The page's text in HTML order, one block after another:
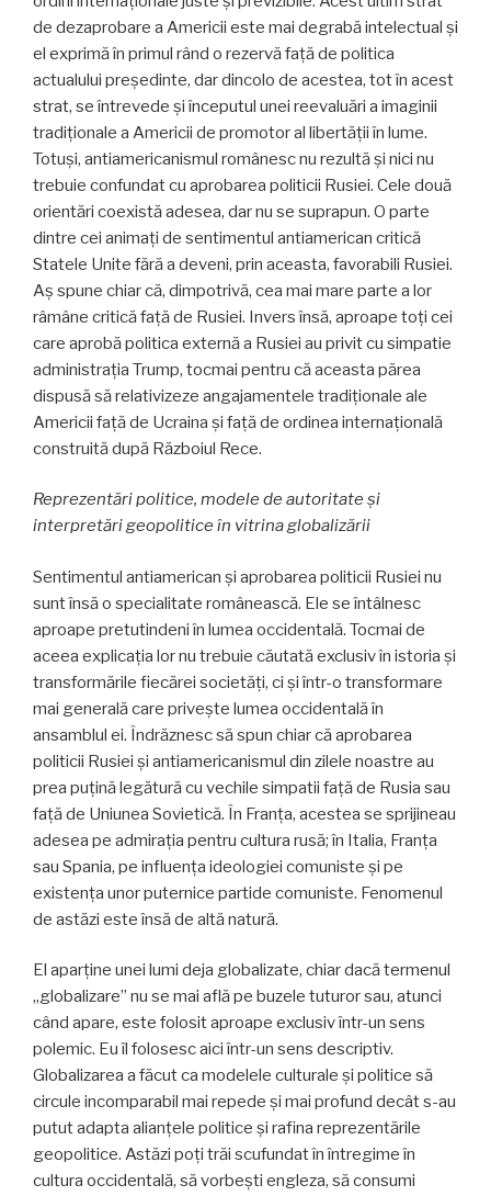
de dezaprobare a Americii este mai degrabă intelectual și
el exprimă în primul rând o rezervă față de politica
actualului președinte, dar dincolo de acestea, tot în acest
strat, se întrevede și începutul unei reevaluări a imaginii
tradiționale a Americii de promotor al libertății în lume.
Totuși, antiamericanismul românesc nu rezultă și nici nu
trebuie confundat cu aprobarea politicii Rusiei. Cele două
orientări coexistă adesea, dar nu se suprapun. O parte
dintre cei animați de sentimentul antiamerican critică
Statele Unite fără a deveni, prin aceasta, favorabili Rusiei.
Aș spune chiar că, dimpotrivă, cea mai mare parte a lor
râmâne critică față de Rusiei. Invers însă, aproape toți cei
care aprobă politica externă a Rusiei au privit cu simpatie
administrația Trump, tocmai pentru că aceasta părea
dispusă să relativizeze angajamentele tradiționale ale
Americii față de Ucraina și față de ordinea internațională
construită după Războiul Rece.
Reprezentări politice, modele de autoritate și
interpretări geopolitice în vitrina globalizării
Sentimentul antiamerican și aprobarea politicii Rusiei nu
sunt însă o specialitate românească. Ele se întâlnesc
aproape pretutindeni în lumea occidentală. Tocmai de
aceea explicația lor nu trebuie căutată exclusiv în istoria și
transformările fiecărei societăți, ci și într-o transformare
mai generală care privește lumea occidentală în
ansamblul ei. Îndrăznesc să spun chiar că aprobarea
politicii Rusiei și antiamericanismul din zilele noastre au
prea puțină legătură cu vechile simpatii față de Rusia sau
față de Uniunea Sovietică. În Franța, acestea se sprijineau
adesea pe admirația pentru cultura rusă; în Italia, Franța
sau Spania, pe influența ideologiei comuniste și pe
existența unor puternice partide comuniste. Fenomenul
de astăzi este însă de altă natură.
El aparține unei lumi deja globalizate, chiar dacă termenul
„globalizare” nu se mai află pe buzele tuturor sau, atunci
când apare, este folosit aproape exclusiv într-un sens
polemic. Eu îl folosesc aici într-un sens descriptiv.
Globalizarea a făcut ca modelele culturale și politice să
circule incomparabil mai repede și mai profund decât s-au
putut adapta alianțele politice și rafina reprezentările
geopolitice. Astăzi poți trăi scufundat în întregime în
cultura occidentală, să vorbești engleza, să consumi